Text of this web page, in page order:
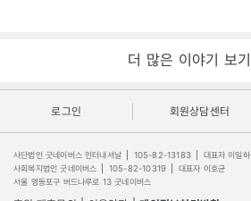
더 많은 이야기 보기
로그인 회원상담센터
사단법인 굿네이버스 인터내셔날 105-82-13183
대표자 이일하
사회복지법인 굿네이버스
105-82-10319
대표자 이호균
서울 영등포구 버드나루로 13 굿네이버스